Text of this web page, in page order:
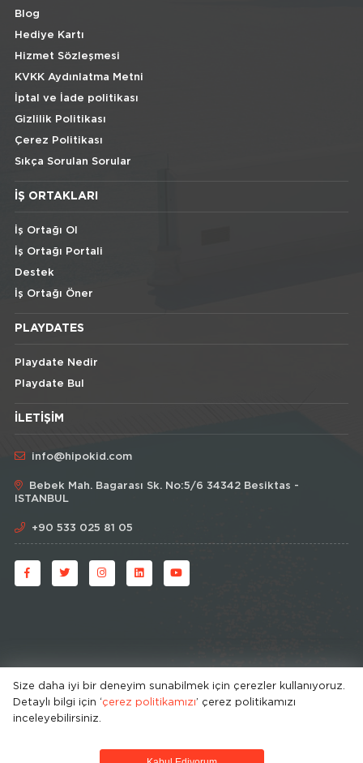
Blog
Hediye Kartı
Hizmet Sözleşmesi
KVKK Aydınlatma Metni
İptal ve İade politikası
Gizlilik Politikası
Çerez Politikası
Sıkça Sorulan Sorular
İŞ ORTAKLARI
İş Ortağı Ol
İş Ortağı Portali
Destek
İş Ortağı Öner
PLAYDATES
Playdate Nedir
Playdate Bul
İLETIŞIM
info@hipokid.com
Bebek Mah. Bagarası Sk. No:5/6 34342 Besiktas -
ISTANBUL
+90 533 025 81 05
© HipoKid 2026 . All rights reserved.
Developed by
Size daha iyi bir deneyim sunabilmek için çerezler kullanıyoruz.
Detaylı bilgi için ‘çerez politikamızı’ çerez politikamızı
inceleyebilirsiniz.